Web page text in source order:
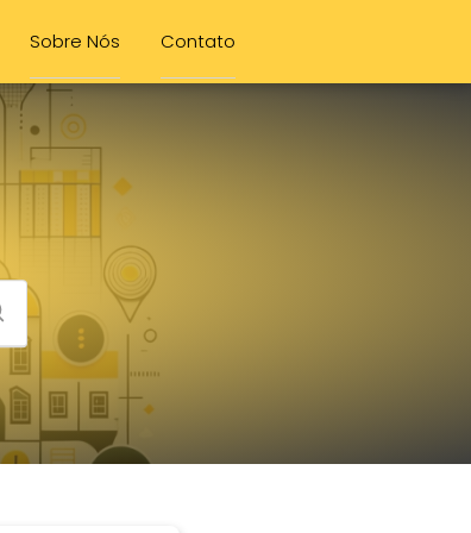
Sobre Nós Contato